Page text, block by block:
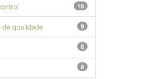
10
9
de qualidade
8
8